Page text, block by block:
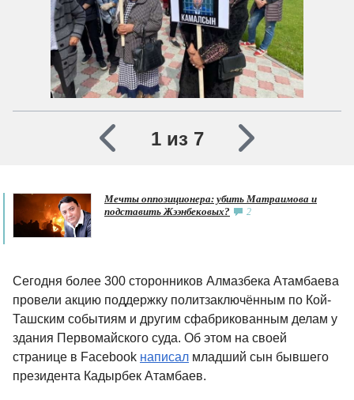
1 из 7
Мечты оппозиционера: убить Матраимова и
подставить Жээнбековых?
2
Сегодня более 300 сторонников Алмазбека Атамбаева
провели акцию поддержку политзаключённым по Кой-
Ташским событиям и другим сфабрикованным делам у
здания Первомайского суда. Об этом на своей
странице в Facebook написал младший сын бывшего
президента Кадырбек Атамбаев.